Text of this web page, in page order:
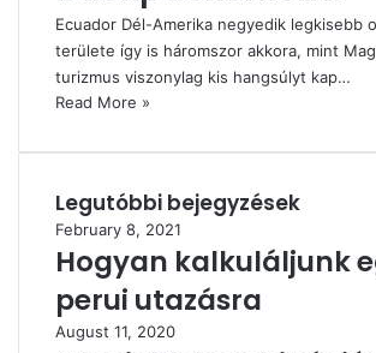
Ecuador Dél-Amerika negyedik legkisebb
területe így is háromszor akkora, mint
turizmus viszonylag kis hangsúlyt kap…
Read More »
Legutóbbi bejegyzések
February 8, 2021
Hogyan kalkuláljunk
perui utazásra
August 11, 2020